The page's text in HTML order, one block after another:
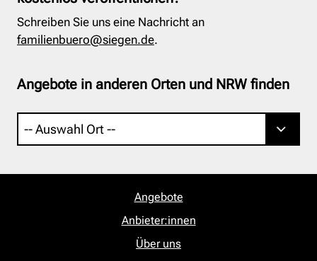
Schreiben Sie uns eine Nachricht an
familienbuero@siegen.de.
Angebote in anderen Orten und NRW finden
Angebote
Anbieter:innen
Über uns